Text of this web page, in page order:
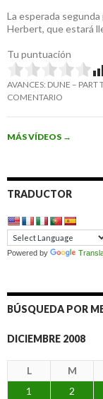
La esperada
Herbert, que estará
Tu puntuación
AVANCES: DUNE – PART
COMENTARIO
MÁS VÍDEOS →
TRADUCTOR
Powered by
BÚSQUEDA POR
DICIEMBRE 2008
L M
1
2